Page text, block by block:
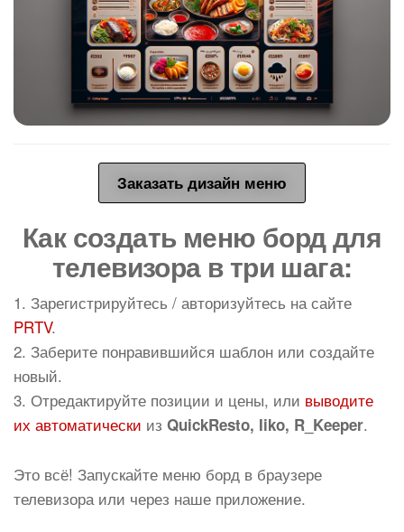
Заказать дизайн меню
Как создать меню борд для
телевизора в три шага:
1. Зарегистрируйтесь / авторизуйтесь на сайте
PRTV.
2. Заберите понравившийся шаблон или создайте
новый.
3. Отредактируйте позиции и цены, или выводите
их автоматически из QuickResto, Iiko, R_Keeper.
Это всё! Запускайте меню борд в браузере
телевизора или через наше приложение.